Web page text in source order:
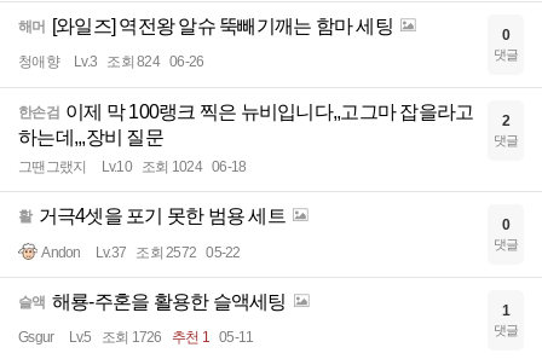
해머 [와일즈] 역전왕 알슈 뚝빼기깨는 함마 세팅
청애향 Lv.3 조회 824 06-26
0
댓글
한손검 이제 막 100랭크 찍은 뉴비입니다,,고그마 잡을라고
하는데,,,장비 질문
그땐그랬지 Lv.10 조회 1024 06-18
2
댓글
활 거극4셋을 포기 못한 범용 세트
Andon Lv.37 조회 2572 05-22
0
댓글
슬액 해룡-주혼을 활용한 슬액세팅
Gsgur Lv.5 조회 1726 추천 1 05-11
1
댓글